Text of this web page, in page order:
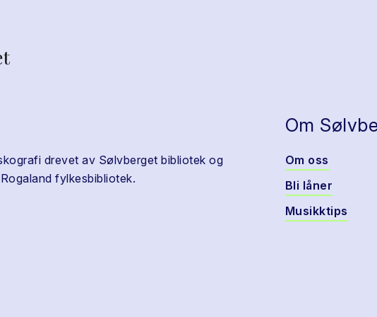
drevet av Sølvberget bibliotek og
fylkesbibliotek.
Om
Om oss
Bli låner
Musikktips